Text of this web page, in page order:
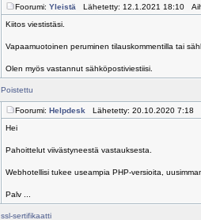
Foorumi: Yleistä Lähetetty: 12.1.2021 18:10
Kiitos viestistäsi.
Vapaamuotoinen peruminen tilauskommentilla tai
Olen myös vastannut sähköpostiviestiisi.
Poistettu
Foorumi: Helpdesk Lähetetty: 20.10.2020 7:18
Hei
Pahoittelut viivästyneestä vastauksesta.
Webhotellisi tukee useampia PHP-versioita,
Palv ...
ssl-sertifikaatti